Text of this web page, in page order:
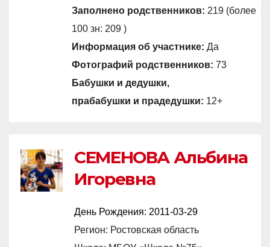
Заполнено родственников: 219 (более
100 зн: 209 )
Информация об участнике: Да
Фотографий родственников: 73
Бабушки и дедушки,
прабабушки и прадедушки: 12+
СЕМЕНОВА Альбина
Игоревна
День Рождения:2011-03-29
Регион: Ростовская область